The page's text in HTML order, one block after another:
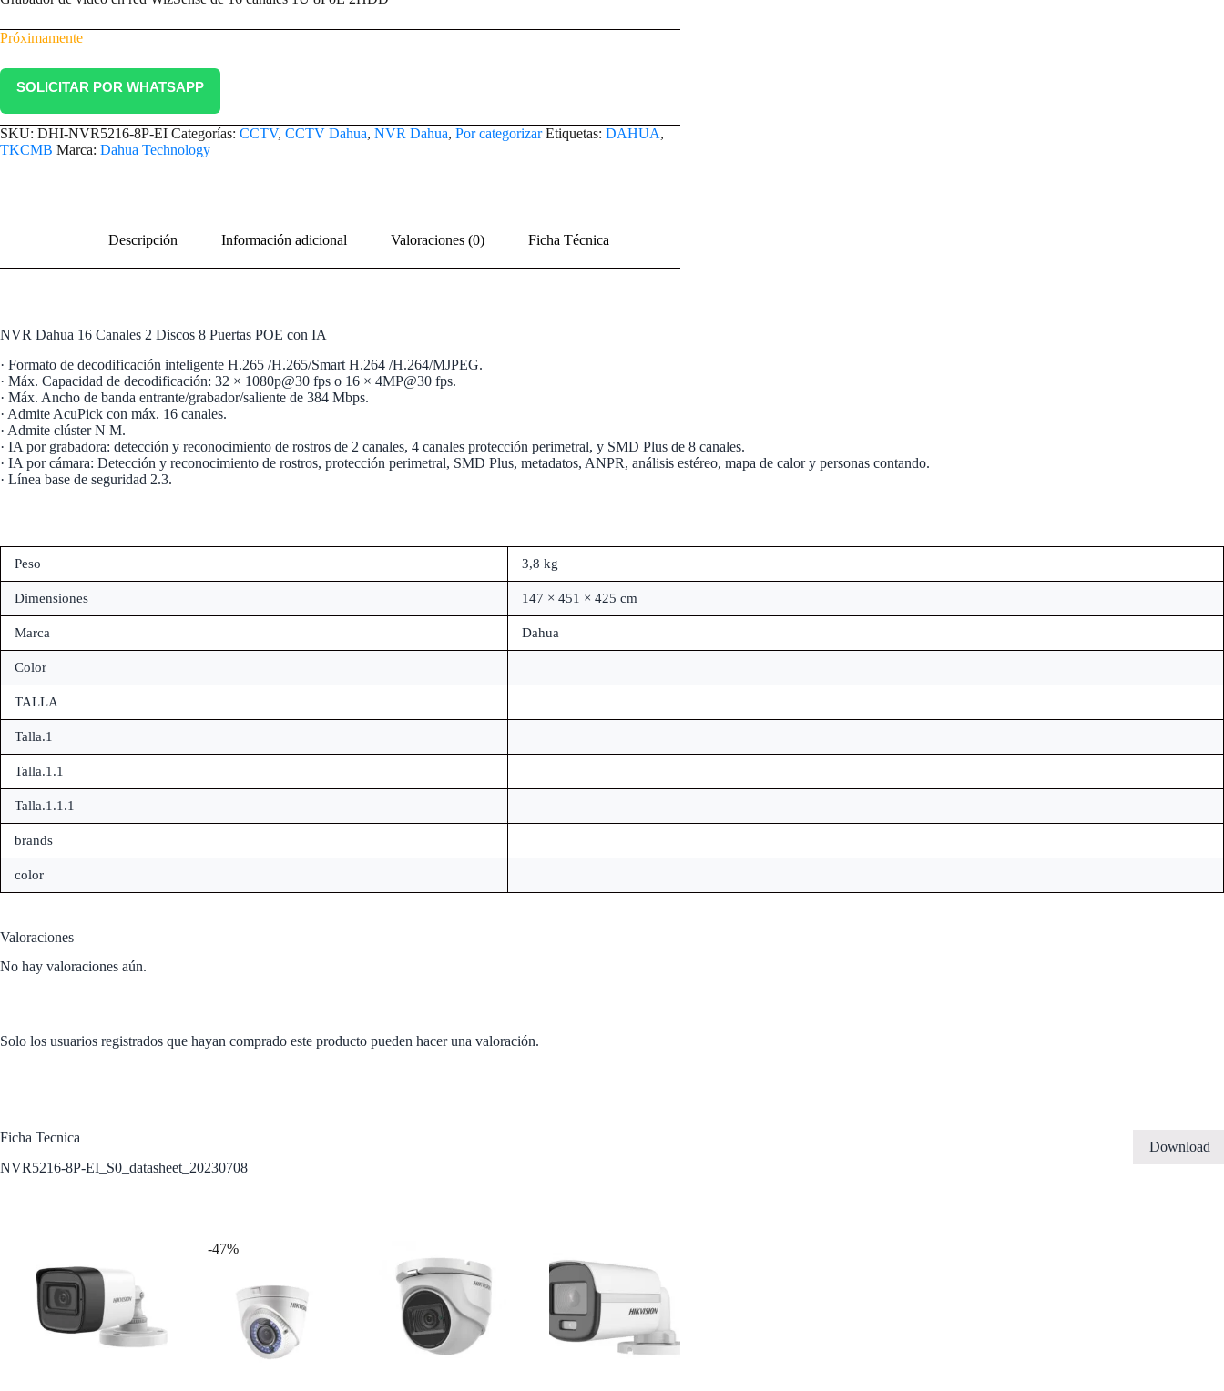
Próximamente
SOLICITAR POR WHATSAPP
SKU: DHI-NVR5216-8P-EI Categorías: CCTV, CCTV Dahua, NVR Dahua, Por categorizar Etiquetas: DAHUA,
TKCMB Marca: Dahua Technology
Descripción Información adicional Valoraciones (0) Ficha Técnica
NVR Dahua 16 Canales 2 Discos 8 Puertas POE con IA
· Formato de decodificación inteligente H.265 /H.265/Smart H.264 /H.264/MJPEG.
· Máx. Capacidad de decodificación: 32 × 1080p@30 fps o 16 × 4MP@30 fps.
· Máx. Ancho de banda entrante/grabador/saliente de 384 Mbps.
· Admite AcuPick con máx. 16 canales.
· Admite clúster N M.
· IA por grabadora: detección y reconocimiento de rostros de 2 canales, 4 canales protección perimetral, y SMD Plus de 8 canales.
· IA por cámara: Detección y reconocimiento de rostros, protección perimetral, SMD Plus, metadatos, ANPR, análisis estéreo, mapa de calor y personas contando.
· Línea base de seguridad 2.3.
Peso 3,8 kg
Dimensiones 147 × 451 × 425 cm
Marca Dahua
Color
TALLA
Talla.1
Talla.1.1
Talla.1.1.1
brands
color
Valoraciones
No hay valoraciones aún.
Solo los usuarios registrados que hayan comprado este producto pueden hacer una valoración.
Ficha Tecnica
Download
NVR5216-8P-EI_S0_datasheet_20230708
-47%